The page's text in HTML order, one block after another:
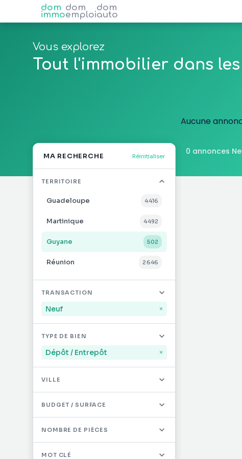
dom
immo
dom
emploi
dom
auto
Vous explorez
Tout l'immobilier dans les
Aucune
MA RECHERCHE Réinitialiser
TERRITOIRE
Guadeloupe 4 416
Martinique 4 492
Guyane 502
Réunion 2 646
Mayotte
Saint-Barthélémy 12
TRANSACTION
Neuf ×
TYPE DE BIEN
Dépôt / Entrepôt ×
VILLE
BUDGET / SURFACE
NOMBRE DE PIÈCES
MOT CLÉ
0 annonces